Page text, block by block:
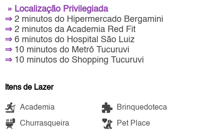
» Localização Privilegiada
⇒ 2 minutos do Hipermercado Bergamini
⇒ 2 minutos da Academia Red Fit
⇒ 6 minutos do Hospital São Luiz
⇒ 10 minutos do Metrô Tucuruvi
⇒ 10 minutos do Shopping Tucuruvi
Itens de Lazer
Academia Brinquedoteca
Churrasqueira Pet Place